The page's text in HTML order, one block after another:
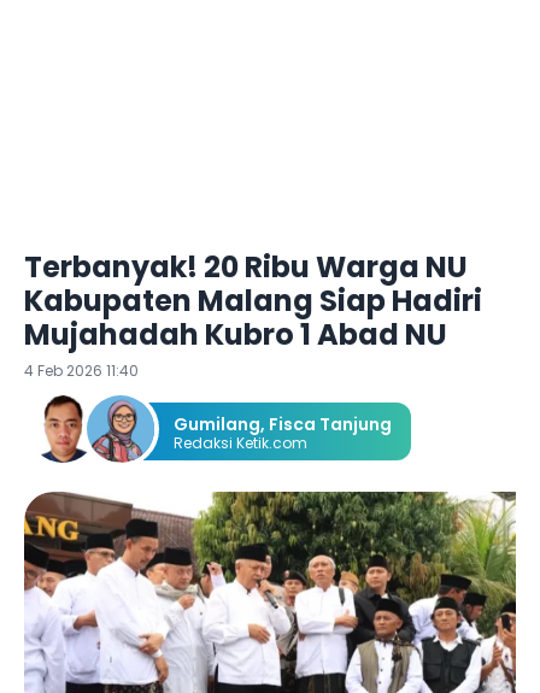
Terbanyak! 20 Ribu Warga NU
Kabupaten Malang Siap Hadiri
Mujahadah Kubro 1 Abad NU
4 Feb 2026 11:40
Gumilang, Fisca Tanjung
Redaksi Ketik.com